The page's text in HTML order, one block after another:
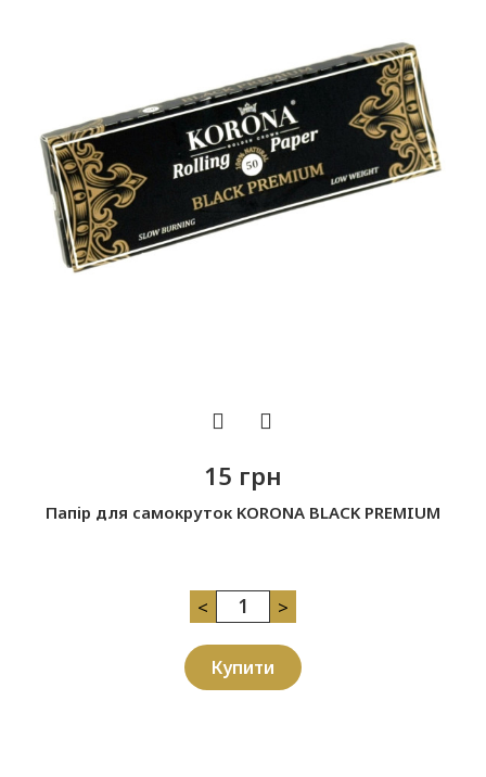
15 грн
Папір для самокруток KORONA BLACK PREMIUM
< >
Купити